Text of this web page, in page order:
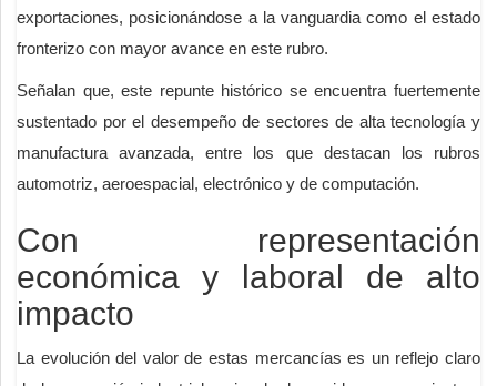
exportaciones, posicionándose a la vanguardia como el estado
fronterizo con mayor avance en este rubro.
Señalan que, este repunte histórico se encuentra fuertemente
sustentado por el desempeño de sectores de alta tecnología y
manufactura avanzada, entre los que destacan los rubros
automotriz, aeroespacial, electrónico y de computación.
Con representación
económica y laboral de alto
impacto
La evolución del valor de estas mercancías es un reflejo claro